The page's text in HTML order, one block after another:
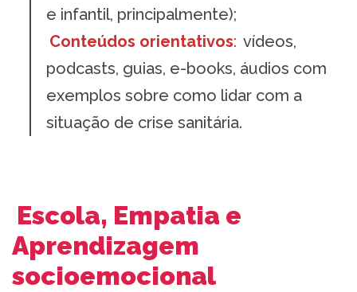
e infantil, principalmente);
Conteúdos orientativos: vídeos,
podcasts, guias, e-books, áudios com
exemplos sobre como lidar com a
situação de crise sanitária.
Escola, Empatia e
Aprendizagem
socioemocional